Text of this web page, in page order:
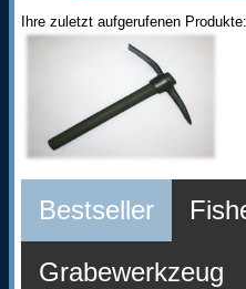
Ihre zuletzt aufgerufenen Produkte:
Bestseller
Grabewerkzeug